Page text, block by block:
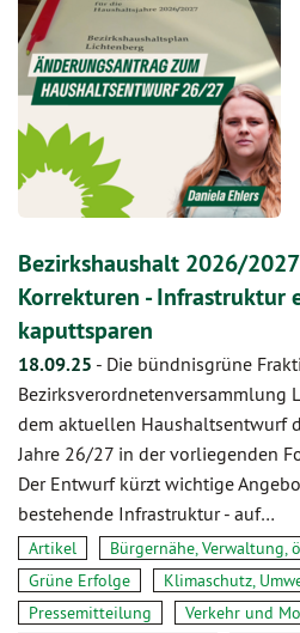
Bezirkshaushalt 2026/
Korrekturen - Infrastruktur
kaputtsparen
18.09.25 - Die bündnisgrüne
Bezirksverordnetenversammlung
dem aktuellen Haushaltsentwurf
Jahre 26/27 in der vorliegenden
Der Entwurf kürzt wichtige
bestehende Infrastruktur - auf…
Artikel
Bürgernähe, Verwaltung,
Grüne Erfolge
Klimaschutz,
Pressemitteilung
Verkehr und